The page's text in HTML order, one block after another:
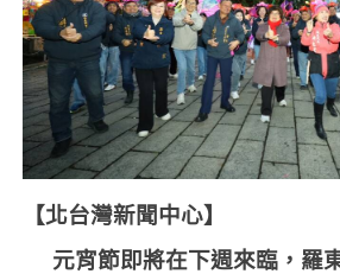
【北台灣新聞中心】
元宵節即將在下週來臨，羅